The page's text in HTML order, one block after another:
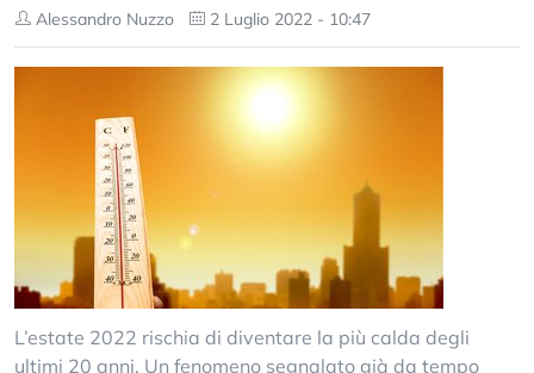
Alessandro Nuzzo 2 Luglio 2022 - 10:47
L’estate 2022 rischia di diventare la più calda degli
ultimi 20 anni. Un fenomeno segnalato già da tempo